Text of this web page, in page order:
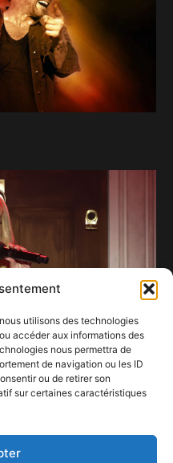
utilisons des technologies
accéder aux informations des
nous permettra de
de navigation ou les ID
ou de retirer son
sur certaines caractéristiques
sur